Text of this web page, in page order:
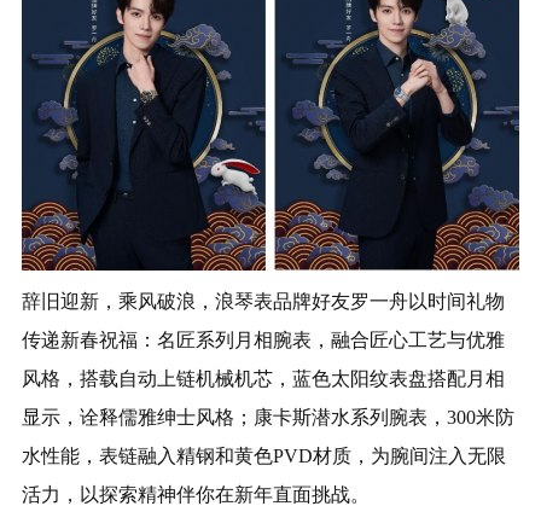
辞旧迎新，乘风破浪，浪琴表品牌好友罗一舟以时间礼物
传递新春祝福：名匠系列月相腕表，融合匠心工艺与优雅
风格，搭载自动上链机械机芯，蓝色太阳纹表盘搭配月相
显示，诠释儒雅绅士风格；康卡斯潜水系列腕表，300米防
水性能，表链融入精钢和黄色PVD材质，为腕间注入无限
活力，以探索精神伴你在新年直面挑战。